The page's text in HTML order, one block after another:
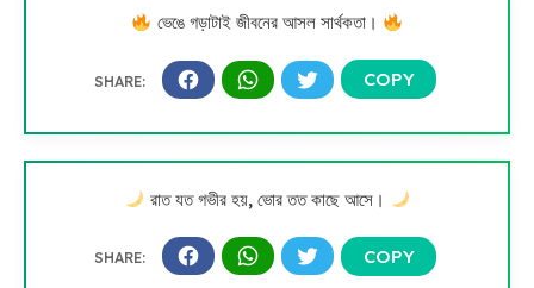
ভেঙে গড়াটাই জীবনের আসল সার্থকতা।
রাত যত গভীর হয়, ভোর তত কাছে আসে।